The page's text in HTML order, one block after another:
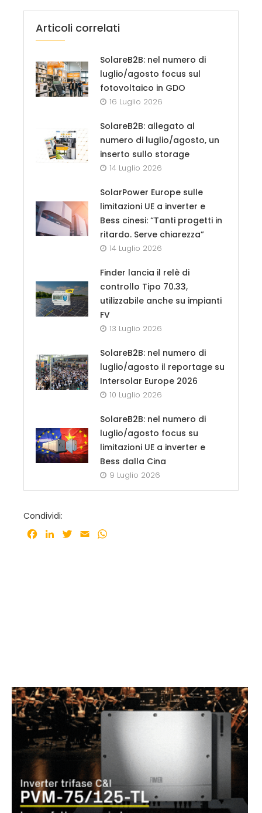
Articoli correlati
SolareB2B: nel numero di
luglio/agosto focus sul
fotovoltaico in GDO
16 Luglio 2026
SolareB2B: allegato al
numero di luglio/agosto, un
inserto sullo storage
14 Luglio 2026
SolarPower Europe sulle
limitazioni UE a inverter e
Bess cinesi: “Tanti progetti in
ritardo. Serve chiarezza”
14 Luglio 2026
Finder lancia il relè di
controllo Tipo 70.33,
utilizzabile anche su impianti
FV
13 Luglio 2026
SolareB2B: nel numero di
luglio/agosto il reportage su
Intersolar Europe 2026
10 Luglio 2026
SolareB2B: nel numero di
luglio/agosto focus su
limitazioni UE a inverter e
Bess dalla Cina
9 Luglio 2026
Condividi:
Facebook
LinkedInTwitter
Email